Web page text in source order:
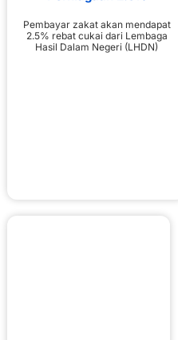
Pembayar zakat akan mendapat
2.5% rebat cukai dari Lembaga
Hasil Dalam Negeri (LHDN)